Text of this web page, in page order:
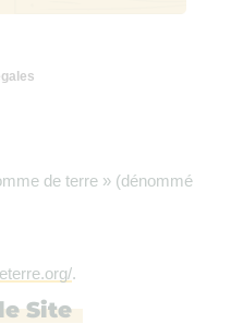
de terre » (dénommé
.
Site